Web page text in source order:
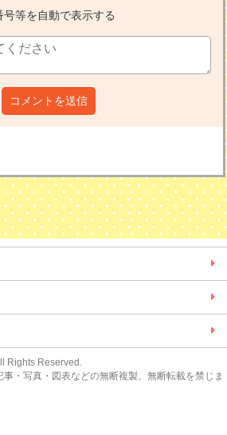
等を自動で表示する
コメントを送信
Rights Reserved.
・写真・図表などの無断複製、無断転載を禁じま